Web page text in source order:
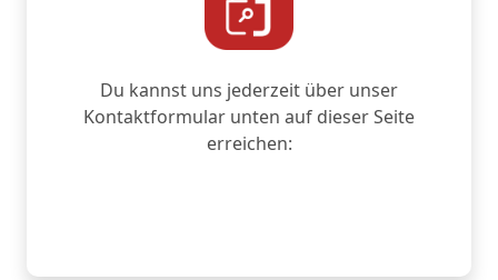
Du kannst uns jederzeit über unser
Kontaktformular unten auf dieser Seite
erreichen: